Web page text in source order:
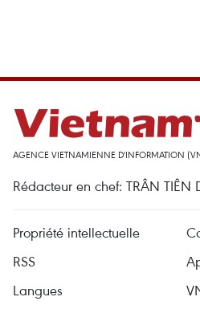
AGENCE VIETNAMIENNE D'INFORMATION
Rédacteur en chef: TRÂN TIÊN
Propriété intellectuelle
RSS
Langues